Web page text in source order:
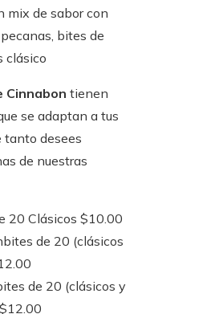
mix de sabor con
bites de
clásico
Cinnabon tienen
se adaptan a tus
tanto desees
de nuestras
20 Clásicos $10.00
de 20 (clásicos
de 20 (clásicos y